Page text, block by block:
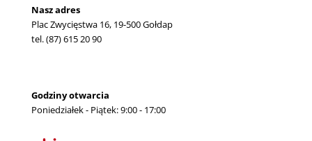
Nasz adres
Plac Zwycięstwa 16, 19-500 Gołdap
tel. (87) 615 20 90
Godziny otwarcia
Poniedziałek - Piątek: 9:00 - 17:00